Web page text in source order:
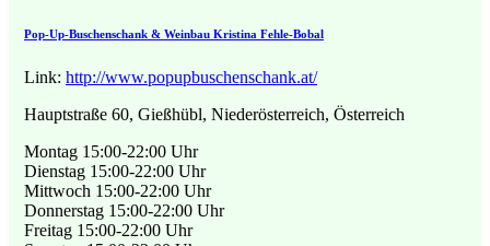
Pop-Up-Buschenschank & Weinbau Kristina Fehle-Bobal
Link: http://www.popupbuschenschank.at/
Hauptstraße 60, Gießhübl, Niederösterreich, Österreich
Montag 15:00-22:00 Uhr
Dienstag 15:00-22:00 Uhr
Mittwoch 15:00-22:00 Uhr
Donnerstag 15:00-22:00 Uhr
Freitag 15:00-22:00 Uhr